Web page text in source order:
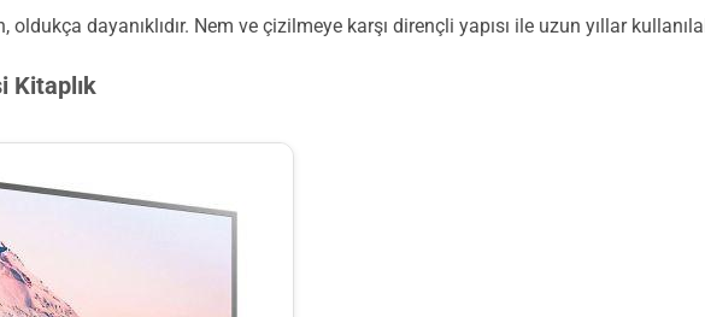
dayanıklıdır. Nem ve çizilmeye karşı dirençli yapısı ile uzun yıllar
Kitaplık